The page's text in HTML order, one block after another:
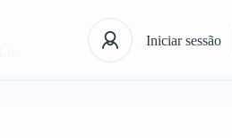
Iniciar sessão